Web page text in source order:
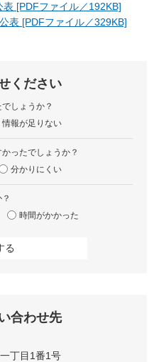
[PDFファイル／192KB]
表 [PDFファイル／329KB]
ください
しょうか？
情報が足りない
ったでしょうか？
分かりにくい
時間がかかった
合わせ先
丁目1番1号